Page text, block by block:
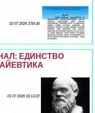
02 07 2026 3:59:30
ЕДИНСТВО
01 07 2026 16:13:22